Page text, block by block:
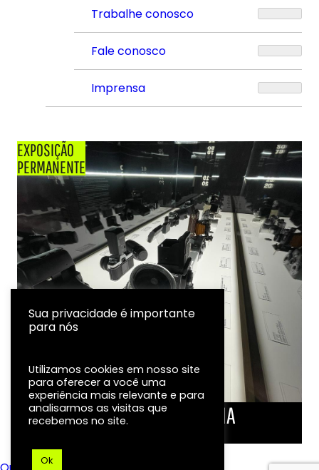
Trabalhe conosco
Fale conosco
Imprensa
EXPOSIÇÃO
PERMANENTE
LINHA DO TEMPO DA FOTOGRAFIA
Sua privacidade é importante
para nós
Utilizamos cookies em nosso site
para oferecer a você uma
experiência mais relevante e para
analisarmos as visitas que
recebemos no site.
Ok